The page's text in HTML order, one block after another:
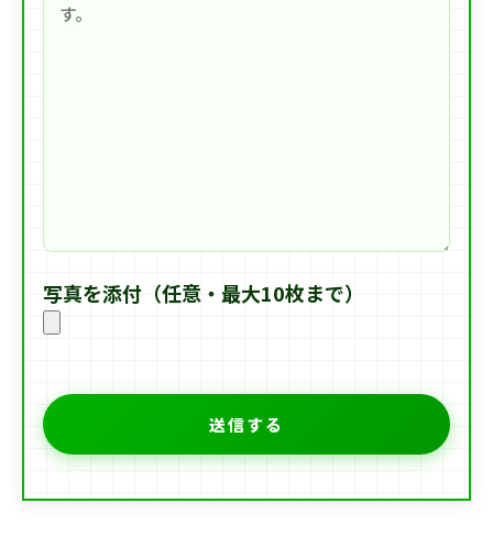
写真を添付（任意・最大10枚まで）